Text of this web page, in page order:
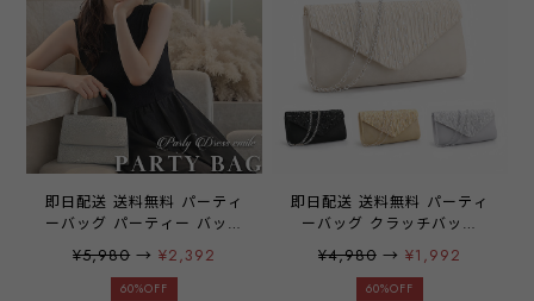
ーティーアイテム
emile0071
即日配送 送料無料 パーティ
ーバッグ パーティー バッグ
ハンドバッグ 2way 結婚式
お呼ばれ ラメ ショルダーバ
ッグ マチあり 手持ち 肩掛
¥5,980→¥2,392
60%OFF
即日配送 送料無料 パーティ
ーバッグ クラッチバッグ
2WAY ショルダーバッグ ハ
ンドバッグ 結婚式 披露宴
二次会 お呼ばれ 演奏会 同
¥4,980→ ¥1,992
60%OFF